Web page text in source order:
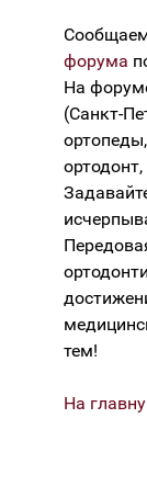
форума
На
(Санкт-
тем!
На